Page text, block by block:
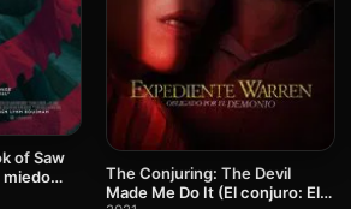
of Saw
miedo
The Conjuring: The Devil
Made Me Do It (El conjuro: El